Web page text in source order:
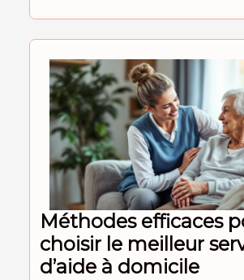
Méthodes efficaces
choisir le meilleur
d’aide à domicile